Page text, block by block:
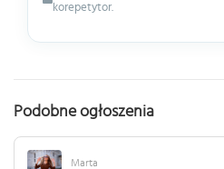
korepetytor.
Podobne ogłoszenia
Marta